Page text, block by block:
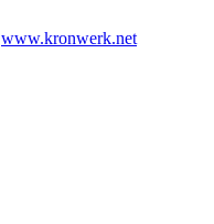
www.kronwerk.net